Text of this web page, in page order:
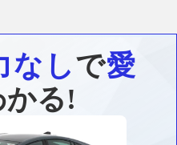
なしで愛
る!